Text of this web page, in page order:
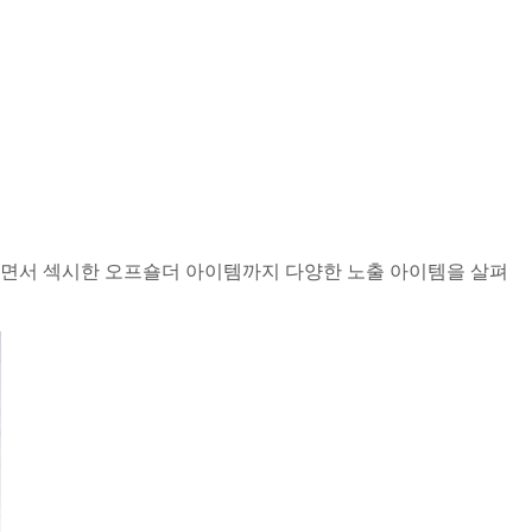
서 섹시한 오프숄더 아이템까지 다양한 노출 아이템을 살펴